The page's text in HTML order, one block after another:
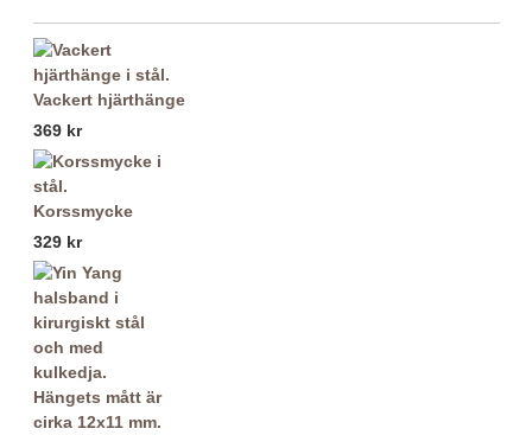
Vackert hjärthänge
369 kr
Korssmycke
329 kr